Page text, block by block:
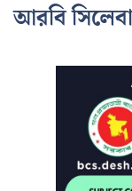
আরবি